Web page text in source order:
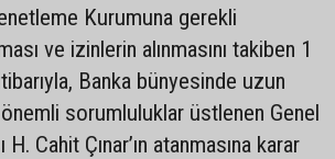
Kurumuna gerekli
ve izinlerin alınmasını takiben 1
Banka bünyesinde uzun
önemli sorumluluklar üstlenen Genel
H. Cahit Çınar’ın atanmasına karar